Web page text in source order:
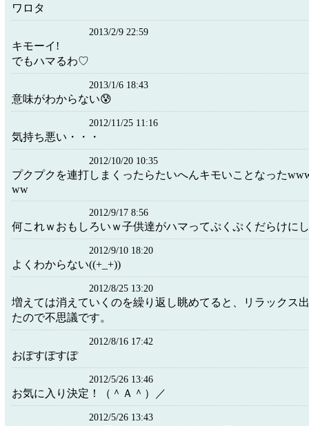
ワロタ
2013/2/9 22:59
キモーイ!
でもハマるわ♡
2013/1/6 18:43
意味がわからない😰
2012/11/25 11:16
気持ち悪い・・・
2012/10/20 10:35
プクプクを連打しまくったらたいへんキモいことなった
ww
2012/9/17 8:56
何これｗおもしろいｗ子供達がハマってぷくぷくだらけに
2012/9/10 18:20
よくわからない((+_+))
2012/8/25 13:20
増えては消えていくのを繰り返し眺めてると、リラックス
たので不思議です。
2012/8/16 17:42
おぽすぽすぽ
2012/5/26 13:46
お気に入り決定！（＾Ａ＾）／
2012/5/26 13:43